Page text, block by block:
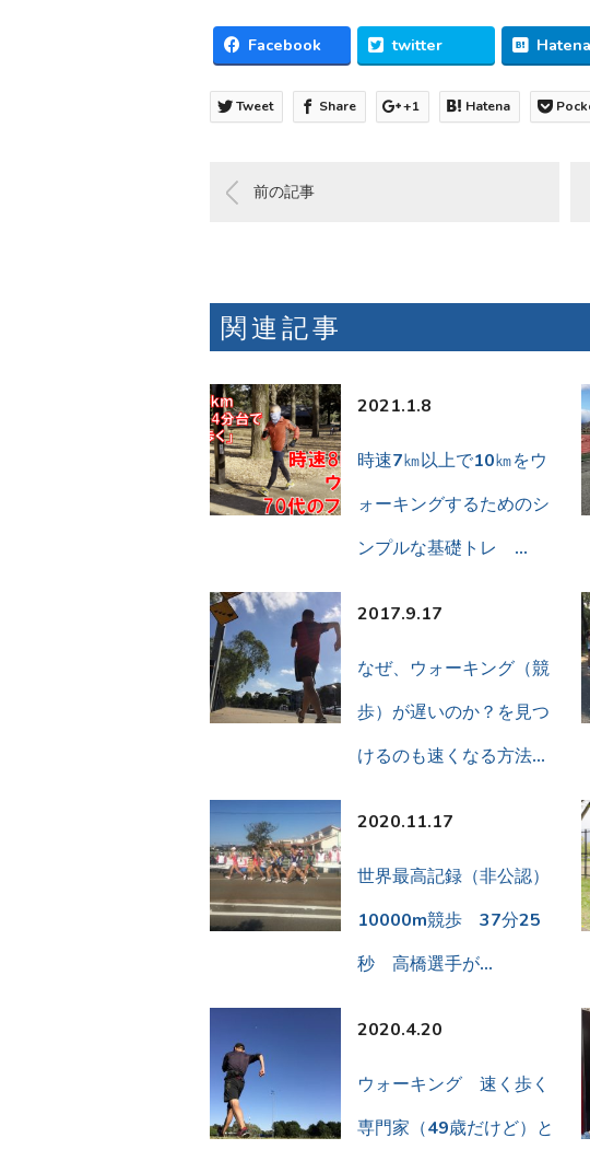
Facebook twitter Hatena
Tweet Share +1 Hatena
前の記事
関連記事
2021.1.8
時速7㎞以上で10㎞をウ
ォーキングするためのシ
ンプルな基礎トレ …
2017.9.17
なぜ、ウォーキング（競
歩）が遅いのか？を見つ
けるのも速くなる方法…
2020.11.17
世界最高記録（非公認）
10000m競歩 37分25
秒 高橋選手が…
2020.4.20
ウォーキング 速く歩く
専門家（49歳だけど）と